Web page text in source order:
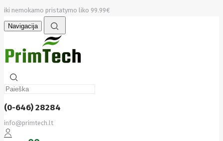
iki nemokamo pristatymo liko 99.99€
Navigacija
(0-646) 28284
info@primtech.lt